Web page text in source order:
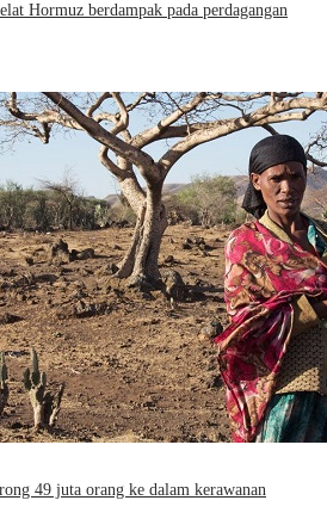
Hormuz berdampak pada perdagangan
49 juta orang ke dalam kerawanan